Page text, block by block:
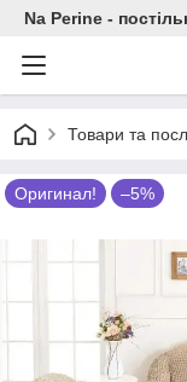
Na Perine -
Товари та
Оригинал! –5%